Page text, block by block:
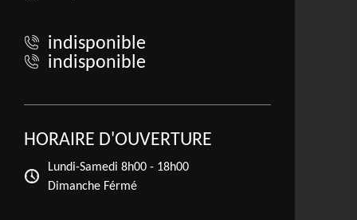
indisponible
indisponible
HORAIRE D'OUVERTURE
Lundi-Samedi 8h00 - 18h00
Dimanche Férmé